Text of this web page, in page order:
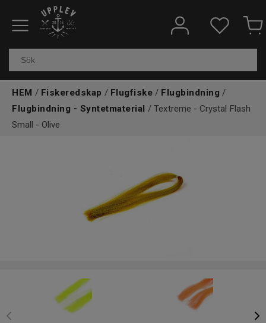
Fiskeredskap
Kläder & skor
HEM / Fiskeredskap / Flugfiske / Flugbindning /
Flugbindning - Syntetmaterial / Textreme - Crystal Flash
Small - Olive